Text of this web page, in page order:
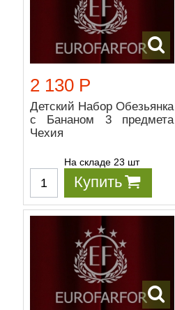
2 130 Р
Детский Набор Обезьянка
с Бананом 3 предмета
Чехия
На складе 23 шт
Купить